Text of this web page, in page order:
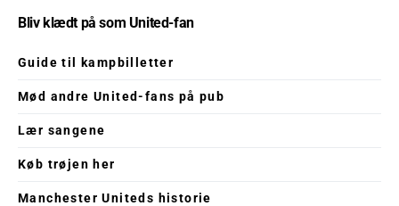
Bliv klædt på som United-fan
Guide til kampbilletter
Mød andre United-fans på pub
Lær sangene
Køb trøjen her
Manchester Uniteds historie